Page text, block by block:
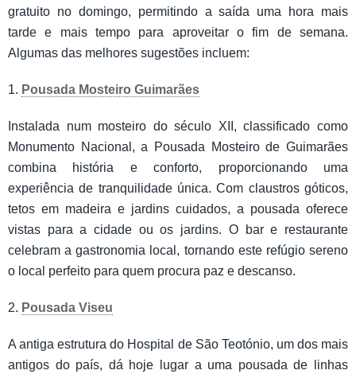
gratuito no domingo, permitindo a saída uma hora mais
tarde e mais tempo para aproveitar o fim de semana.
Algumas das melhores sugestões incluem:
1. Pousada Mosteiro Guimarães
Instalada num mosteiro do século XII, classificado como
Monumento Nacional, a Pousada Mosteiro de Guimarães
combina história e conforto, proporcionando uma
experiência de tranquilidade única. Com claustros góticos,
tetos em madeira e jardins cuidados, a pousada oferece
vistas para a cidade ou os jardins. O bar e restaurante
celebram a gastronomia local, tornando este refúgio sereno
o local perfeito para quem procura paz e descanso.
2. Pousada Viseu
A antiga estrutura do Hospital de São Teotónio, um dos mais
antigos do país, dá hoje lugar a uma pousada de linhas